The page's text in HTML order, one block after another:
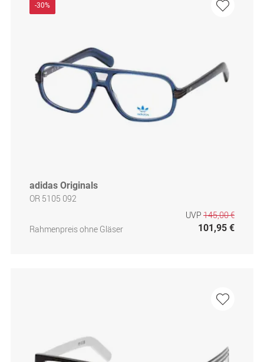
-30%
adidas Originals
OR 5105 092
Rahmenpreis ohne Gläser
UVP 145,00 €
101,95 €